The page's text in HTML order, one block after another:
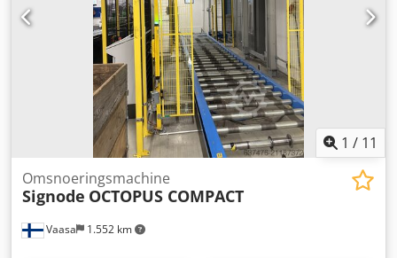
1 / 11
Vaasa 1.552 km
Omsnoeringsmachine
Signode OCTOPUS COMPACT